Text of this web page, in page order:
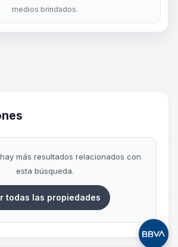
medios brindados.
más resultados relacionados con
esta búsqueda.
todas las propiedades